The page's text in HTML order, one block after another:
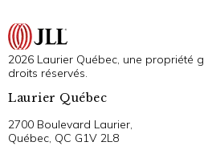
2026 Laurier Québec, une propriété
droits réservés.
Laurier Québec
2700 Boulevard Laurier,
Québec, QC G1V 2L8